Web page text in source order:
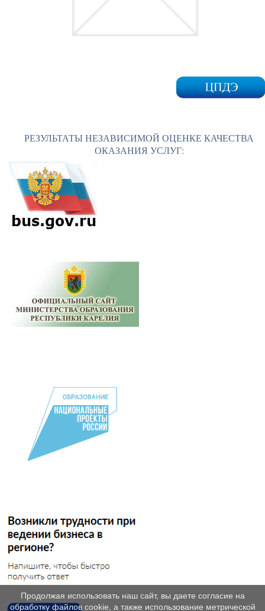
РЕЗУЛЬТАТЫ НЕЗАВИСИМОЙ ОЦЕНКЕ КАЧЕСТВА
ОКАЗАНИЯ УСЛУГ:
Продолжая использовать наш сайт, вы даете согласие на
обработку файлов cookie, а также использование метрической